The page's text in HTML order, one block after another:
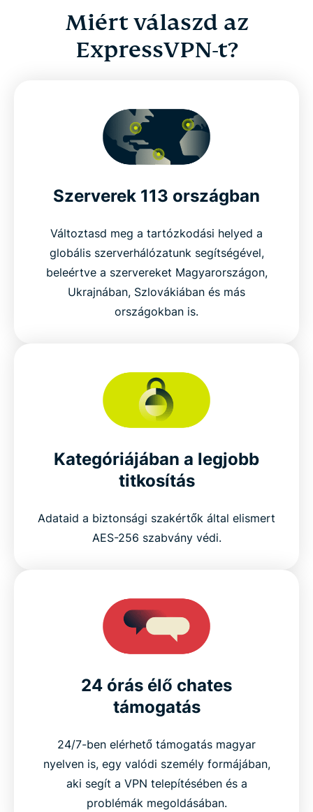
Miért válaszd az
ExpressVPN-t?
Szerverek 113 országban
Változtasd meg a tartózkodási helyed a
globális szerverhálózatunk segítségével,
beleértve a szervereket Magyarországon,
Ukrajnában, Szlovákiában és más
országokban is.
Kategóriájában a legjobb
titkosítás
Adataid a biztonsági szakértők által elismert
AES-256 szabvány védi.
24 órás élő chates
támogatás
24/7-ben elérhető támogatás magyar
nyelven is, egy valódi személy formájában,
aki segít a VPN telepítésében és a
problémák megoldásában.